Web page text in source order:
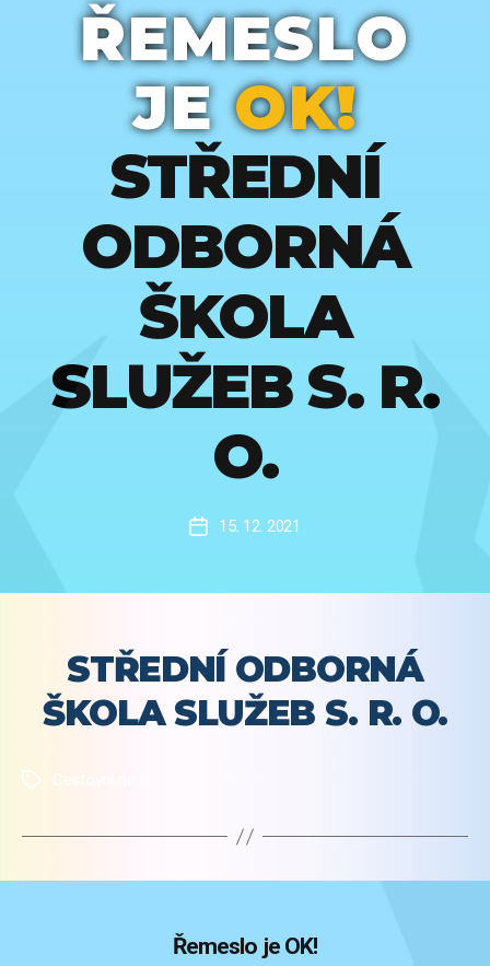
ŘEMESLO
JEOK!
STŘEDNÍ
ODBORNÁ
ŠKOLA
SLUŽEB S. R.
O.
Datum15. 12. 2021
STŘEDNÍ ODBORNÁ
ŠKOLA SLUŽEB S. R. O.
ŠtítkyCestovní ruch
Řemeslo je OK!